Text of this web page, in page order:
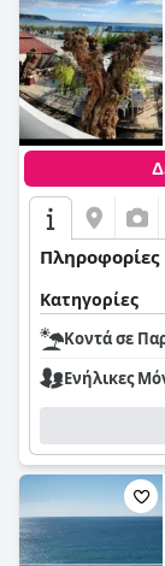
Πληροφορίες
Κατηγορίες
Κοντά σε
Ενήλικες